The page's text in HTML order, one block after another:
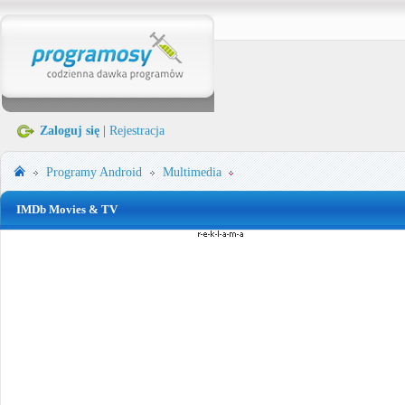
Zaloguj się Rejestracja
ProgramyAndroid Multimedia
IMDb Movies & TV